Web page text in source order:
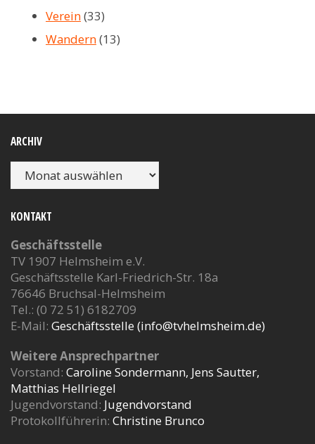
Verein(33)
Wandern(13)
ARCHIV
Archiv
KONTAKT
Geschäftsstelle
TV 1907 Helmsheim e.V.
Geschäftsstelle Karl-Friedrich-Str. 18a
76646 Bruchsal-Helmsheim
Tel.: (0 72 51) 6182709
E-Mail: Geschäftsstelle (info@tvhelmsheim.de)
Weitere Ansprechpartner
Vorstand: Caroline Sondermann, Jens Sautter,
Matthias Hellriegel
Jugendvorstand: Jugendvorstand
Protokollführerin: Christine Brunco